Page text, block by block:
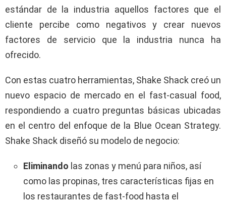
estándar de la industria aquellos factores que el
cliente percibe como negativos y crear nuevos
factores de servicio que la industria nunca ha
ofrecido.
Con estas cuatro herramientas, Shake Shack creó un
nuevo espacio de mercado en el fast-casual food,
respondiendo a cuatro preguntas básicas ubicadas
en el centro del enfoque de la Blue Ocean Strategy.
Shake Shack diseñó su modelo de negocio:
Eliminando las zonas y menú para niños, así
como las propinas, tres características fijas en
los restaurantes de fast-food hasta el